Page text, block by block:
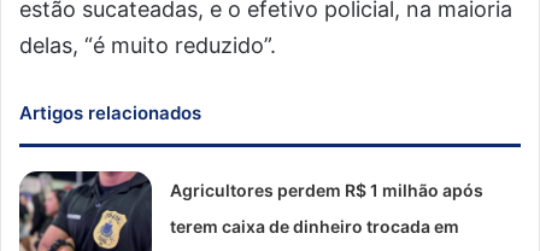
estão sucateadas, e o efetivo policial, na maioria
delas, “é muito reduzido”.
Artigos relacionados
Agricultores perdem R$ 1 milhão após
terem caixa de dinheiro trocada em